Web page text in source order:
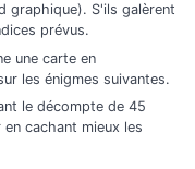
graphique). S'ils galèrent
prévus.
une carte en
les énigmes suivantes.
le décompte de 45
cachant mieux les